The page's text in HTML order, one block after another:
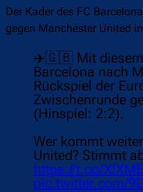
Der Kader des FC
gegen Manchester United
✈️🇬🇧 Mit diesem
Barcelona nach
Rückspiel der
Zwischenrunde
(Hinspiel: 2:2).
Wer kommt
United? Stimmt
https://t.co/
pic.twitter.com/